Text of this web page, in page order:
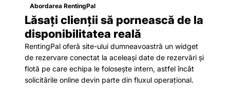
Abordarea RentingPal
Lăsați clienții să pornească de la
disponibilitatea reală
RentingPal oferă site-ului dumneavoastră un widget
de rezervare conectat la aceleași date de rezervări și
flotă pe care echipa le folosește intern, astfel încât
solicitările online devin parte din fluxul operațional.